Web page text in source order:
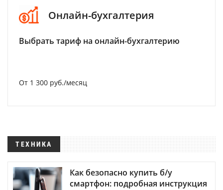
Онлайн-бухгалтерия
Выбрать тариф на онлайн-бухгалтерию
От 1 300 руб./месяц
ТЕХНИКА
Как безопасно купить б/у
смартфон: подробная инструкция